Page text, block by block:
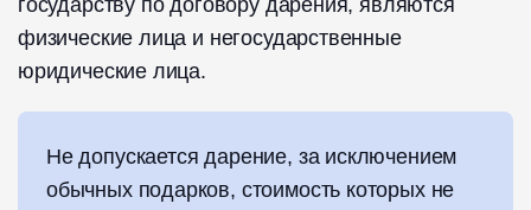
государству по договору дарения, являются
физические лица и негосударственные
юридические лица.
Не допускается дарение, за исключением
обычных подарков, стоимость которых не